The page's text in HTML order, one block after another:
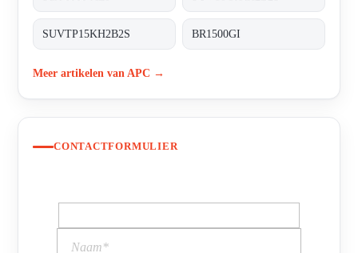
SUVTP15KH2B2S BR1500GI
Meer artikelen van APC →
CONTACTFORMULIER